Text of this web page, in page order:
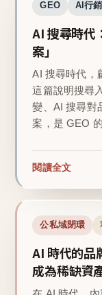
GEO AI行銷
AI 搜尋時代
案」
AI 搜尋時代，
這篇說明搜尋
變、AI 搜尋對
案，是 GEO 的
閱讀全文
公私域閉環
AI 時代的品
成為稀缺資